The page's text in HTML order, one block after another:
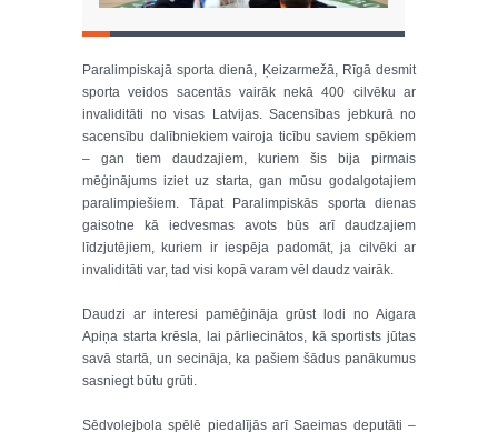
Paralimpiskajā sporta dienā, Ķeizarmežā, Rīgā desmit
sporta veidos sacentās vairāk nekā 400 cilvēku ar
invaliditāti no visas Latvijas. Sacensības jebkurā no
sacensību dalībniekiem vairoja ticību saviem spēkiem
– gan tiem daudzajiem, kuriem šis bija pirmais
mēģinājums iziet uz starta, gan mūsu godalgotajiem
paralimpiešiem. Tāpat Paralimpiskās sporta dienas
gaisotne kā iedvesmas avots būs arī daudzajiem
līdzjutējiem, kuriem ir iespēja padomāt, ja cilvēki ar
invaliditāti var, tad visi kopā varam vēl daudz vairāk.
Daudzi ar interesi pamēģināja grūst lodi no Aigara
Apiņa starta krēsla, lai pārliecinātos, kā sportists jūtas
savā startā, un secināja, ka pašiem šādus panākumus
sasniegt būtu grūti.
Sēdvolejbola spēlē piedalījās arī Saeimas deputāti –